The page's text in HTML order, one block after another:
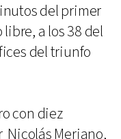
del primer
a los 38 del
del triunfo
con diez
Nicolás Meriano,